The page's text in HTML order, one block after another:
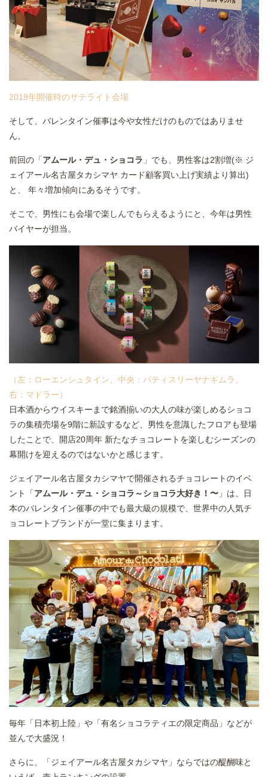
2019年開催時のサテライト会場
そして、バレンタイン催事は今や女性だけのものではありませ
ん。
前回の「アムール・デュ・ショコラ 」でも、男性客は2割増(※ ジ
ェイアール名古屋タカシマヤ カード顧客買い上げ実績より算出)
と、 年々増加傾向にあるそうです。
そこで、男性にも会場で楽しんでもらえるようにと、今年は男性
バイヤーが担当。
（左：ローエンシュタイン、中央：パティスリーヤナギムラ、
右：マドラー）
日本酒からウイスキーまで銘酒揃いの大人の味が楽しめるショコ
ラの集積売場を9階に新設するなど、男性を意識したフロアも登場
したことで、開店20周年 新たなチョコレートを楽しむシーズンの
幕開けを迎えるのではないかと感じます。
ジェイアール名古屋タカシマヤで開催されるチョコレートのイベ
ント「アムール・デュ・ショコラ～ショコラ大好き！〜 」は、日
本のバレンタイン催事の中でも最大級の規模で、世界中の人気チ
ョコレートブランドが一堂に集まります。
毎年「日本初上陸」や「有名ショコラティエの限定商品」などが
並んで大盛況！
さらに、「ジェイアール名古屋タカシマヤ」ならではの醍醐味と